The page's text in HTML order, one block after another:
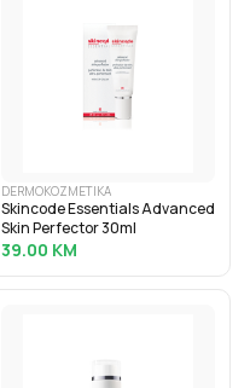
DERMOKOZMETIKA
Skincode Essentials Advanced
Skin Perfector 30ml
39.00 KM